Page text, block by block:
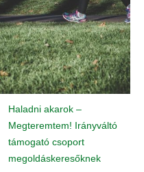
Haladni akarok –
Megteremtem! Irányváltó
támogató csoport
megoldáskeresőknek